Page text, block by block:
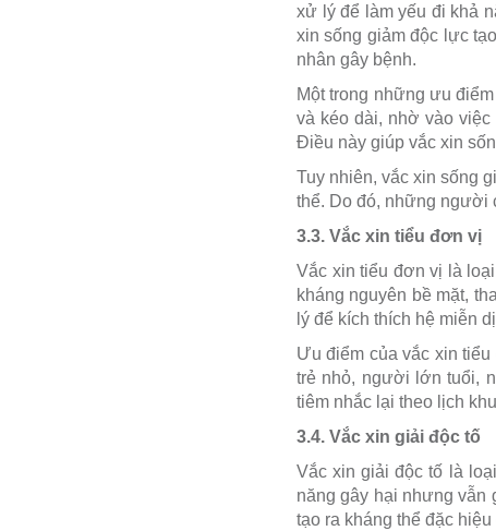
xử lý để làm yếu đi khả
xin sống giảm độc lực
nhân gây bệnh.
Một trong những ưu
và kéo dài, nhờ vào
Điều này giúp vắc xin
Tuy nhiên, vắc xin sống
thể. Do đó, những người
3.3. Vắc xin tiểu đơn vị
Vắc xin tiểu đơn vị là
kháng nguyên bề mặt,
lý để kích thích hệ miễn
Ưu điểm của vắc xin
trẻ nhỏ, người lớn tuổi,
tiêm nhắc lại theo lịch
3.4. Vắc xin giải độc tố
Vắc xin giải độc tố là
năng gây hại nhưng vẫn
tạo ra kháng thể đặc